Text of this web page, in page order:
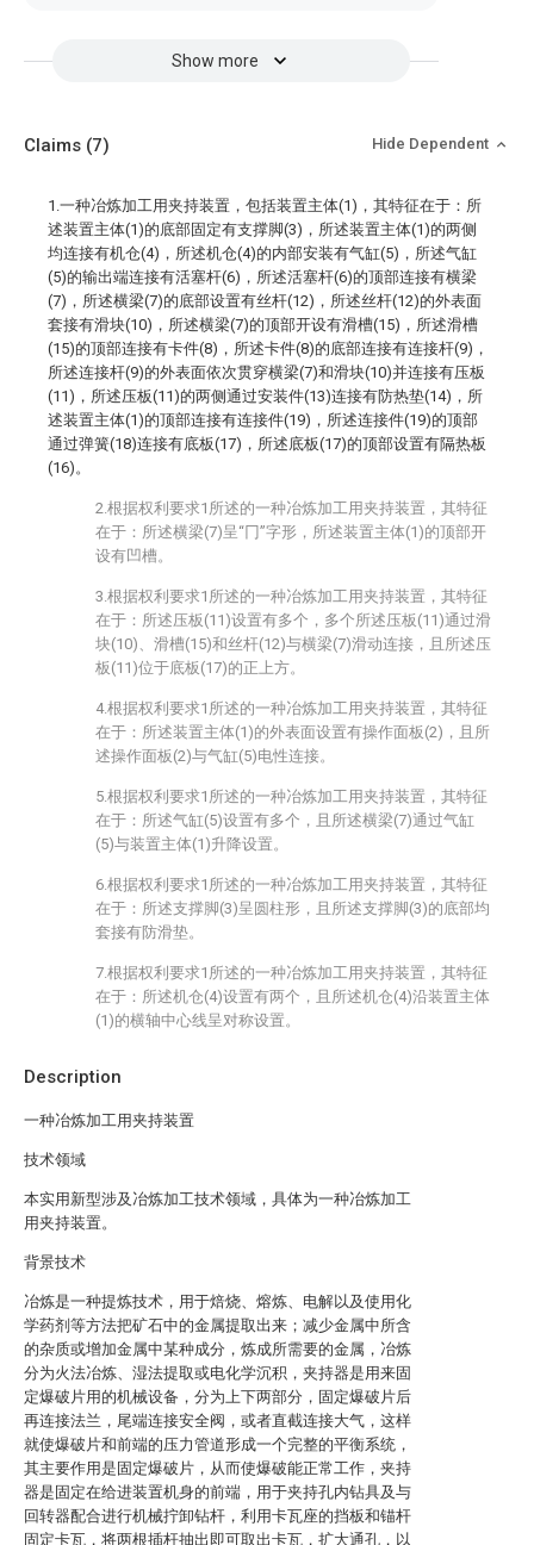
Show more
Description
一种冶炼加工用夹持装置
技术领域
本实用新型涉及冶炼加工技术领域，具体为一种冶炼加工
用夹持装置。
背景技术
冶炼是一种提炼技术，用于焙烧、熔炼、电解以及使用化
学药剂等方法把矿石中的金属提取出来；减少金属中所含
的杂质或增加金属中某种成分，炼成所需要的金属，冶炼
分为火法冶炼、湿法提取或电化学沉积，夹持器是用来固
定爆破片用的机械设备，分为上下两部分，固定爆破片后
再连接法兰，尾端连接安全阀，或者直截连接大气，这样
就使爆破片和前端的压力管道形成一个完整的平衡系统，
其主要作用是固定爆破片，从而使爆破能正常工作，夹持
器是固定在给进装置机身的前端，用于夹持孔内钻具及与
回转器配合进行机械拧卸钻杆，利用卡瓦座的挡板和锚杆
固定卡瓦，将两根插杆抽出即可取出卡瓦，扩大通孔，以
Claims (7) Hide Dependent
1.一种冶炼加工用夹持装置，包括装置主体(1)，其特征在于：所
述装置主体(1)的底部固定有支撑脚(3)，所述装置主体(1)的两侧
均连接有机仓(4)，所述机仓(4)的内部安装有气缸(5)，所述气缸
(5)的输出端连接有活塞杆(6)，所述活塞杆(6)的顶部连接有横梁
(7)，所述横梁(7)的底部设置有丝杆(12)，所述丝杆(12)的外表面
套接有滑块(10)，所述横梁(7)的顶部开设有滑槽(15)，所述滑槽
(15)的顶部连接有卡件(8)，所述卡件(8)的底部连接有连接杆(9)，
所述连接杆(9)的外表面依次贯穿横梁(7)和滑块(10)并连接有压板
(11)，所述压板(11)的两侧通过安装件(13)连接有防热垫(14)，所
述装置主体(1)的顶部连接有连接件(19)，所述连接件(19)的顶部
通过弹簧(18)连接有底板(17)，所述底板(17)的顶部设置有隔热板
(16)。
2.根据权利要求1所述的一种冶炼加工用夹持装置，其特征
在于：所述横梁(7)呈“冂”字形，所述装置主体(1)的顶部开
设有凹槽。
3.根据权利要求1所述的一种冶炼加工用夹持装置，其特征
在于：所述压板(11)设置有多个，多个所述压板(11)通过滑
块(10)、滑槽(15)和丝杆(12)与横梁(7)滑动连接，且所述压
板(11)位于底板(17)的正上方。
4.根据权利要求1所述的一种冶炼加工用夹持装置，其特征
在于：所述装置主体(1)的外表面设置有操作面板(2)，且所
述操作面板(2)与气缸(5)电性连接。
5.根据权利要求1所述的一种冶炼加工用夹持装置，其特征
在于：所述气缸(5)设置有多个，且所述横梁(7)通过气缸
(5)与装置主体(1)升降设置。
6.根据权利要求1所述的一种冶炼加工用夹持装置，其特征
在于：所述支撑脚(3)呈圆柱形，且所述支撑脚(3)的底部均
套接有防滑垫。
7.根据权利要求1所述的一种冶炼加工用夹持装置，其特征
在于：所述机仓(4)设置有两个，且所述机仓(4)沿装置主体
(1)的横轴中心线呈对称设置。